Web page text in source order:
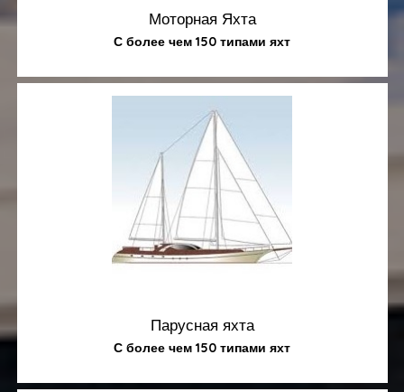
Моторная Яхта
С более чем 150 типами яхт
Парусная яхта
С более чем 150 типами яхт